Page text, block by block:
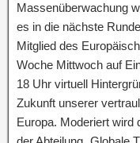
Massenüberwachung
es in die nächste
Mitglied des
Woche Mittwoch auf
18 Uhr virtuell
Zukunft unserer
Europa. Moderiert wird